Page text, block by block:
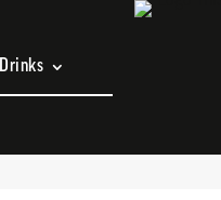
Drinks